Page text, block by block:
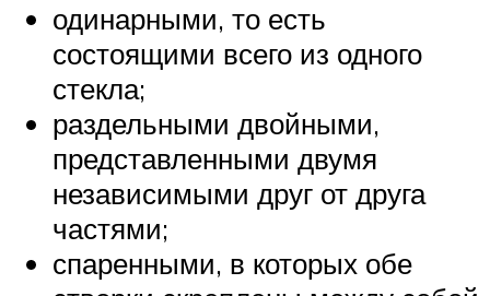
одинарными, то есть
состоящими всего из одного
стекла;
раздельными двойными,
представленными двумя
независимыми друг от друга
частями;
спаренными, в которых обе